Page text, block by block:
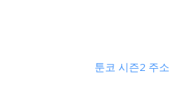
툰코 시즌2 주소